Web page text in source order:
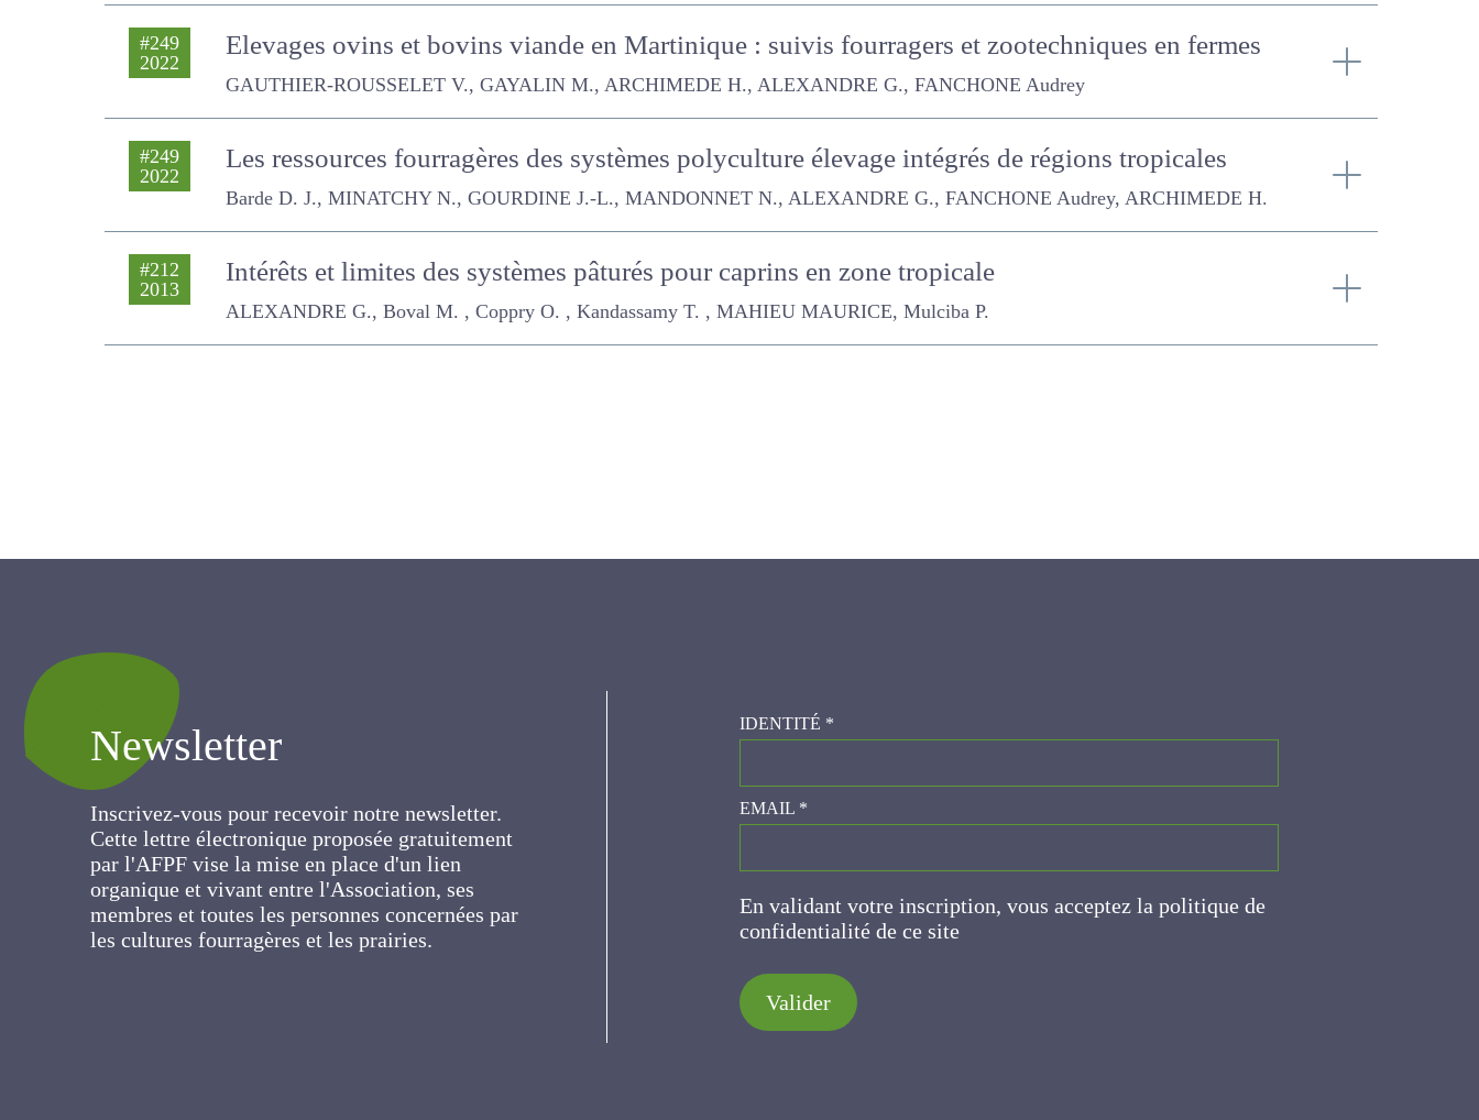
#249
2022
Elevages ovins et bovins viande en Martinique : suivis fourragers et zootechniques en
fermes
GAUTHIER-ROUSSELET V., GAYALIN M., ARCHIMEDE H., ALEXANDRE G., FANCHONE Audrey
#249
Les ressources fourragères des systèmes polyculture élevage intégrés de régions
tropicales
Barde D. J., MINATCHY N., GOURDINE J.-L., MANDONNET N., ALEXANDRE G., FANCHONE Audrey, ARCHIMEDE H.
#212 Intérêts et limites des systèmes pâturés pour caprins en zone tropicale
Newsletter
Inscrivez-vous pour recevoir notre newsletter.
Cette lettre électronique proposée
gratuitement par l'AFPF vise la mise en place
d'un lien organique et vivant entre
l'Association, ses membres et toutes les
personnes concernées par les cultures
fourragères et les prairies.
IDENTITÉ*
EMAIL*
En validant votre inscription, vous acceptez la politique
de confidentialité de ce site
Valider